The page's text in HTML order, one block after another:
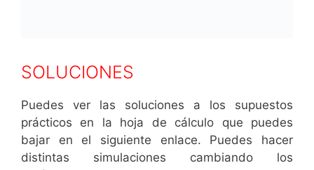
SOLUCIONES
Puedes ver las soluciones a los supuestos
prácticos en la hoja de cálculo que puedes
bajar en el siguiente enlace. Puedes hacer
distintas simulaciones cambiando los